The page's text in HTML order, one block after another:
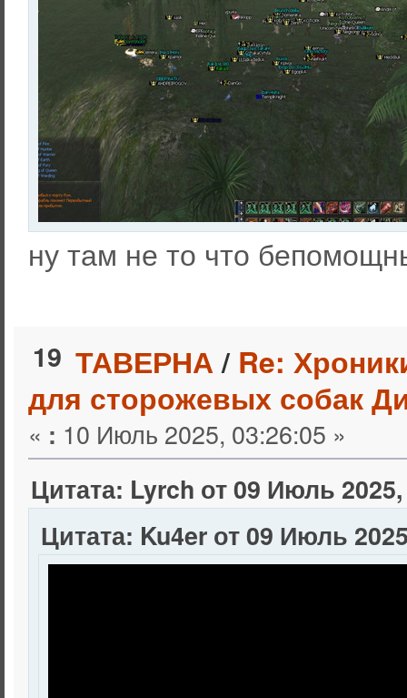
ну там не то что
19 ТАВЕРНА/ Re:
для сторожевых собак
« : 10 Июль 2025, 03:26:05 »
Цитата: Lyrch от 09 Июль
Цитата: Ku4er от 09 Июль